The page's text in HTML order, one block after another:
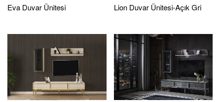
Eva Duvar Ünitesi Lion Duvar Ünitesi-Açık Gri